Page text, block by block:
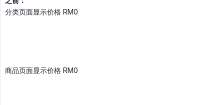
分类页面显示价格 RM0
商品页面显示价格 RM0